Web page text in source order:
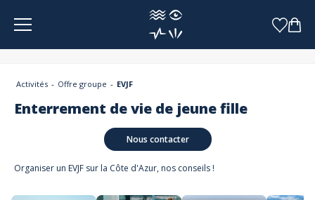
Panneau de gestion des cookies
Activités Offre groupe EVJF
Enterrement de vie de jeune fille
Nous contacter
Organiser un EVJF sur la Côte d'Azur, nos conseils !